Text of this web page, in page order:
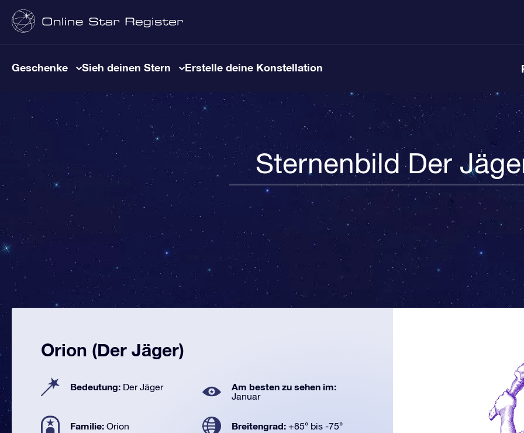
Geschenke Sieh deinen Stern Erstelle deine Konstellation
Sternenbild Der
Orion (Der Jäger)
Bedeutung: Der Jäger Am besten zu sehen im:
Januar
Familie: Orion Breitengrad: +85° bis -75°